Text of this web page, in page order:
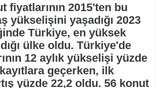
fiyatlarının 2015'ten bu
yükselişini yaşadığı 2023
Türkiye, en yüksek
ülke oldu. Türkiye'de
12 aylık yükselişi yüzde
geçerken, ilk
yüzde 22,2 oldu. 56 konut